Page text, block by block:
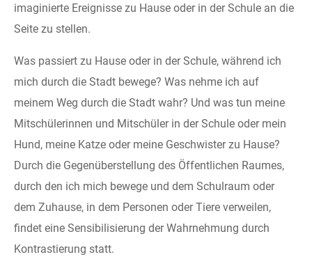
imaginierte Ereignisse zu Hause oder in der Schule an die
Seite zu stellen.
Was passiert zu Hause oder in der Schule, während ich
mich durch die Stadt bewege? Was nehme ich auf
meinem Weg durch die Stadt wahr? Und was tun meine
Mitschülerinnen und Mitschüler in der Schule oder mein
Hund, meine Katze oder meine Geschwister zu Hause?
Durch die Gegenüberstellung des Öffentlichen Raumes,
durch den ich mich bewege und dem Schulraum oder
dem Zuhause, in dem Personen oder Tiere verweilen,
findet eine Sensibilisierung der Wahrnehmung durch
Kontrastierung statt.